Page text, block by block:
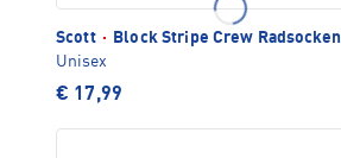
Scott ·
Block Stripe Crew Radsocken
Unisex
€ 17,99